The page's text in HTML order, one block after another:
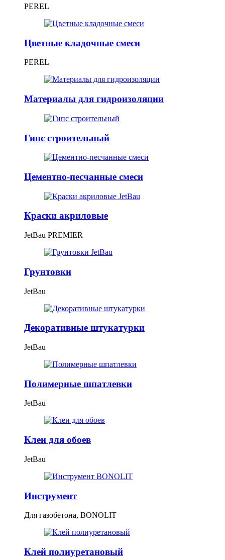
PEREL
Цветные кладочные смеси
PEREL
Материалы для гидроизоляции
Гипс строительный
Цементно-песчанные смеси
Краски акриловые
JetBau PREMIER
Грунтовки
JetBau
Декоративные штукатурки
JetBau
Полимерные шпатлевки
JetBau
Клеи для обоев
JetBau
Инструмент
Для газобетона, BONOLIT
Клей полиуретановый